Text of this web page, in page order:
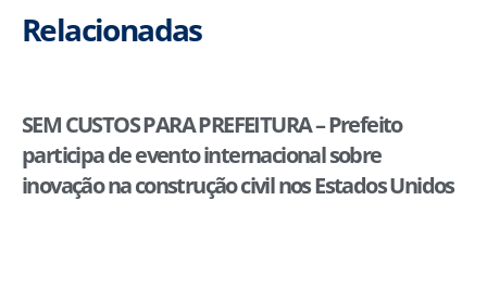
Relacionadas
SEM CUSTOS PARA PREFEITURA – Prefeito
participa de evento internacional sobre
inovação na construção civil nos Estados Unidos